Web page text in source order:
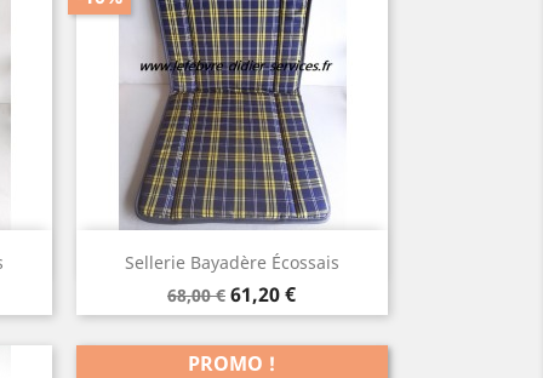
Sellerie Bayadère Écossais
Prix
de
base
68,00 € Prix
61,20 €
Aperçu rapide
PROMO !